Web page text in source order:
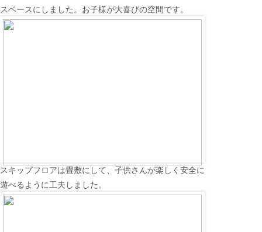
スベースにしました。お子様が大喜びの空間です。
スキップフロアは畳敷にして、子供さんが楽しく安全に
遊べるように工夫しました。